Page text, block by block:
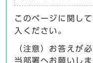
このページに関し
入ください。
（注意）お答えが
当部署へお願いし